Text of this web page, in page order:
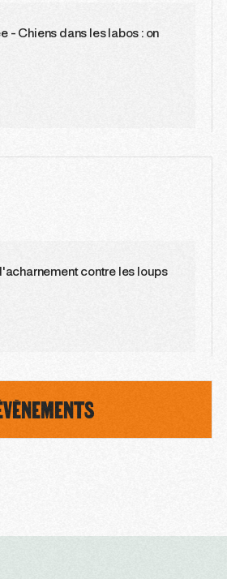
- Chiens dans les labos : on
contre les loups